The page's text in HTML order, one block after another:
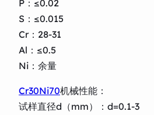
P：≤0.02
S：≤0.015
Cr：28-31
Al：≤0.5
Ni：余量
Cr30Ni70机械性能：
试样直径d（mm）：d=0.1-3